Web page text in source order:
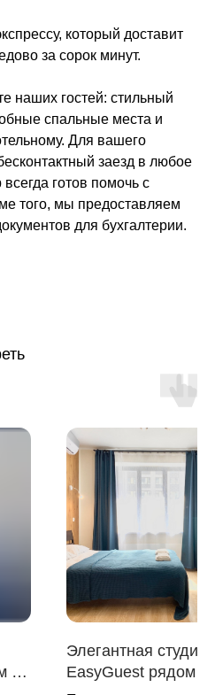
который доставит
за сорок минут.
наших гостей: стильный
спальные места и
Для вашего
заезд в любое
готов помочь с
того, мы предоставляем
для бухгалтерии.
у
Элегантная студия
EasyGuest рядом с